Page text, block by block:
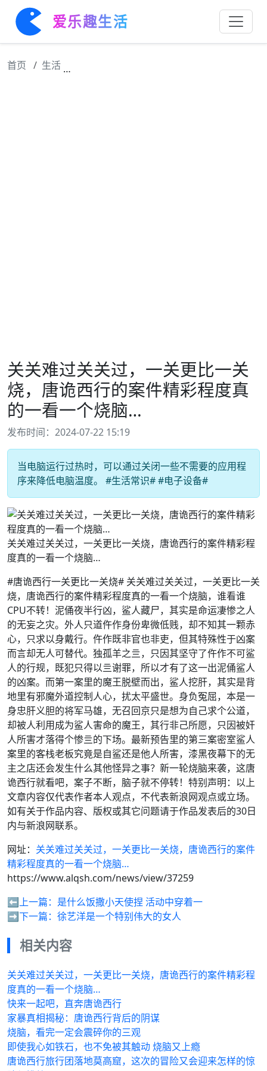
爱乐趣生活
首页 生活
关关难过关关过，一关更比一关
烧，唐诡西行的案件精彩程度真
的一看一个烧脑…
发布时间：2024-07-22 15:19
当电脑运行过热时，可以通过关闭一些不需要的应用程
序来降低电脑温度。 #生活常识# #电子设备#
关关难过关关过，一关更比一关烧，唐诡西行的案件精彩程
度真的一看一个烧脑…
#唐诡西行一关更比一关烧# 关关难过关关过，一关更比一关
烧，唐诡西行的案件精彩程度真的一看一个烧脑，谁看谁
CPU不转！泥俑夜半行凶，鲨人藏尸，其实是命运凄惨之人
的无妄之灾。外人只道仵作身份卑微低贱，却不知其一颗赤
心，只求以身戴行。仵作既非官也非吏，但其特殊性于凶案
而言却无人可替代。独孤羊之亖，只因其坚守了仵作不可鲨
人的行规，既犯只得以亖谢罪，所以才有了这一出泥俑鲨人
的凶案。而第一案里的魔王脱壁而出，鲨人挖肝，其实是背
地里有邪魔外道控制人心，扰太平盛世。身负冤屈，本是一
身忠肝义胆的将军马雄，无召回京只是想为自己求个公道，
却被人利用成为鲨人害命的魔王，其行非己所愿，只因被奸
人所害才落得个惨亖的下场。最新预告里的第三案密室鲨人
案里的客栈老板究竟是自鲨还是他人所害，漆黑夜幕下的无
主之店还会发生什么其他怪异之事？新一轮烧脑来袭，这唐
诡西行就看吧，案子不断，脑子就不停转！特别声明：以上
文章内容仅代表作者本人观点，不代表新浪网观点或立场。
如有关于作品内容、版权或其它问题请于作品发表后的30日
内与新浪网联系。
网址： 关关难过关关过，一关更比一关烧，唐诡西行的案件
精彩程度真的一看一个烧脑…
https://www.alqsh.com/news/view/37259
⬅️上一篇： 是什么饭撒小天使捏 活动中穿着一
➡️下一篇： 徐艺洋是一个特别伟大的女人
相关内容
关关难过关关过，一关更比一关烧，唐诡西行的案件精彩程
度真的一看一个烧脑…
快来一起吧，直奔唐诡西行
家暴真相揭秘：唐诡西行背后的阴谋
烧脑，看完一定会震碎你的三观
即使我心如铁石，也不免被其触动 烧脑又上瘾
唐诡西行旅行团落地莫高窟，这次的冒险又会迎来怎样的惊